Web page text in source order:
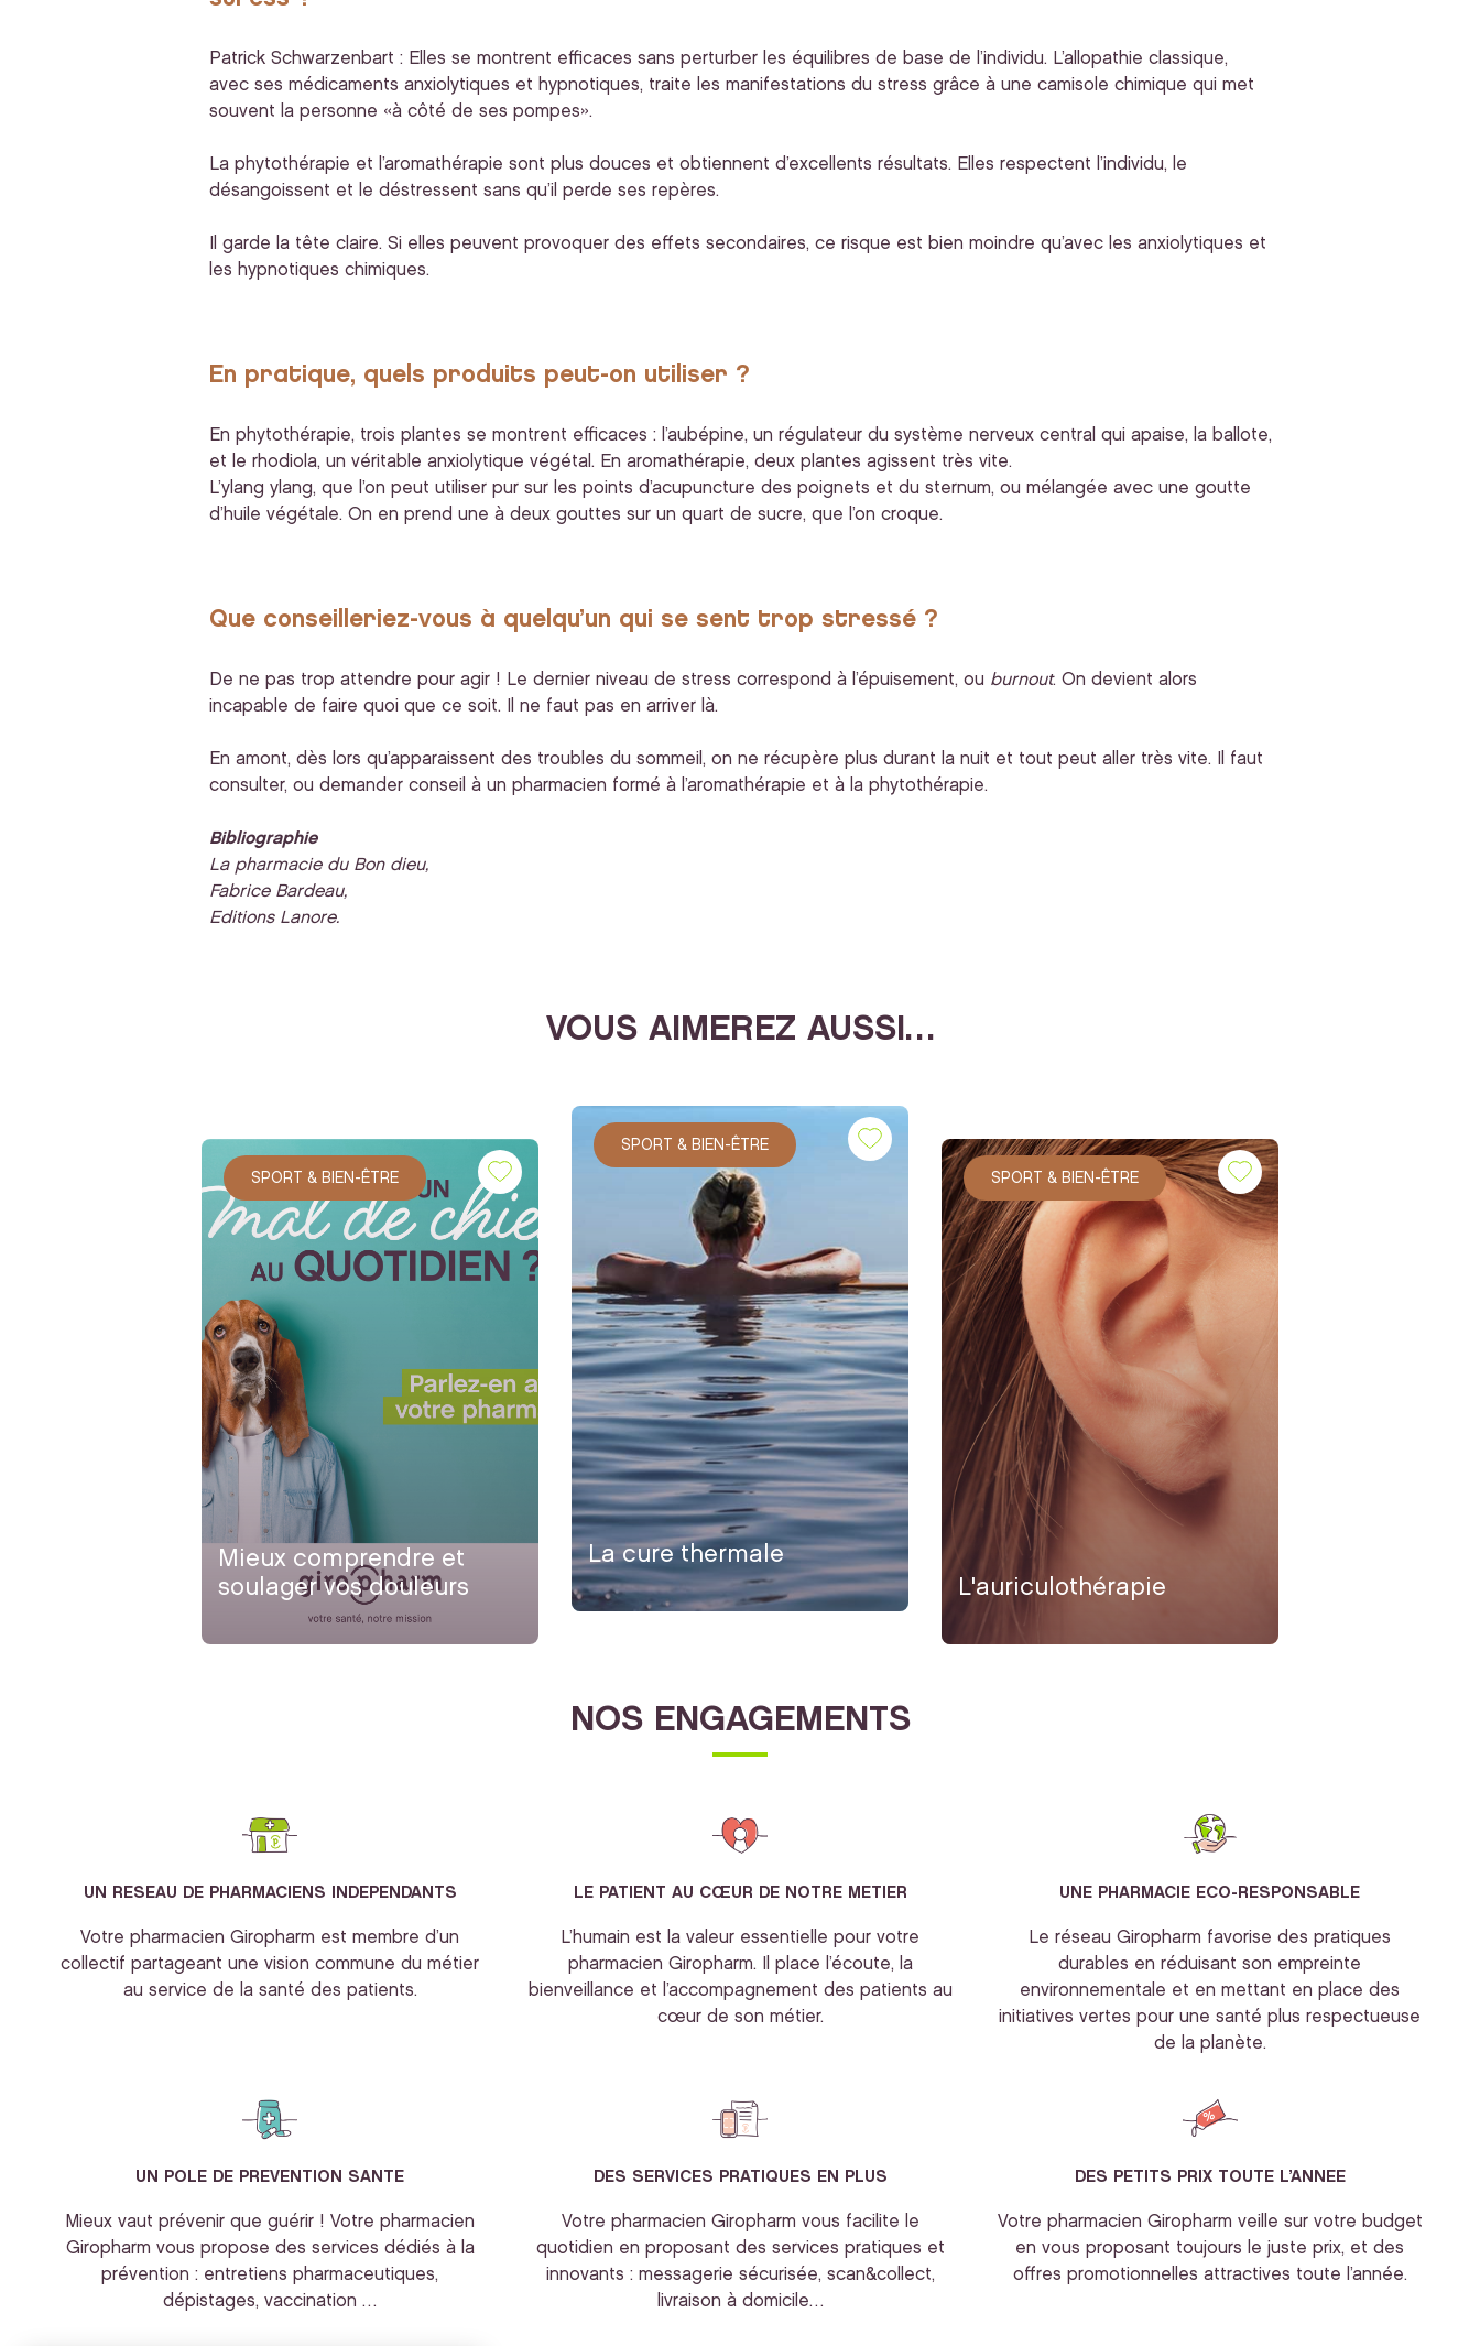
Patrick Schwarzenbart : Elles se montrent efficaces sans perturber les équilibres de base de l’individu. L’allopathie classique,
avec ses médicaments anxiolytiques et hypnotiques, traite les manifestations du stress grâce à une camisole chimique qui met
souvent la personne «à côté de ses pompes».
La phytothérapie et l’aromathérapie sont plus douces et obtiennent d’excellents résultats. Elles respectent l’individu, le
désangoissent et le déstressent sans qu’il perde ses repères.
Il garde la tête claire. Si elles peuvent provoquer des effets secondaires, ce risque est bien moindre qu’avec les anxiolytiques et
les hypnotiques chimiques.
En pratique, quels produits peut-on utiliser ?
En phytothérapie, trois plantes se montrent efficaces : l’aubépine, un régulateur du système nerveux central qui apaise, la ballote,
et le rhodiola, un véritable anxiolytique végétal. En aromathérapie, deux plantes agissent très vite.
L’ylang ylang, que l’on peut utiliser pur sur les points d’acupuncture des poignets et du sternum, ou mélangée avec une goutte
d’huile végétale. On en prend une à deux gouttes sur un quart de sucre, que l’on croque.
Que conseilleriez-vous à quelqu’un qui se sent trop stressé ?
De ne pas trop attendre pour agir ! Le dernier niveau de stress correspond à l’épuisement, ou burnout. On devient alors
incapable de faire quoi que ce soit. Il ne faut pas en arriver là.
En amont, dès lors qu’apparaissent des troubles du sommeil, on ne récupère plus durant la nuit et tout peut aller très vite. Il faut
consulter, ou demander conseil à un pharmacien formé à l’aromathérapie et à la phytothérapie.
Bibliographie
La pharmacie du Bon dieu,
Fabrice Bardeau,
Editions Lanore.
VOUS AIMEREZ AUSSI…
SPORT & BIEN-ÊTRE
Mieux comprendre et
soulager vos douleurs
SPORT & BIEN-ÊTRE
La cure thermale
SPORT & BIEN-ÊTRE
L'auriculothérapie
NOS ENGAGEMENTS
UN RESEAU DE PHARMACIENS INDEPENDANTS
Votre pharmacien Giropharm est membre d’un
collectif partageant une vision commune du métier
au service de la santé des patients.
LE PATIENT AU CŒUR DE NOTRE METIER
L’humain est la valeur essentielle pour votre
pharmacien Giropharm. Il place l’écoute, la
bienveillance et l’accompagnement des patients au
cœur de son métier.
UNE PHARMACIE ECO-RESPONSABLE
Le réseau Giropharm favorise des pratiques
durables en réduisant son empreinte
environnementale et en mettant en place des
initiatives vertes pour une santé plus respectueuse
de la planète.
UN POLE DE PREVENTION SANTE
Mieux vaut prévenir que guérir ! Votre pharmacien
Giropharm vous propose des services dédiés à la
prévention : entretiens pharmaceutiques,
dépistages, vaccination …
DES SERVICES PRATIQUES EN PLUS
Votre pharmacien Giropharm vous facilite le
quotidien en proposant des services pratiques et
innovants : messagerie sécurisée, scan&collect,
livraison à domicile…
DES PETITS PRIX TOUTE L’ANNEE
Votre pharmacien Giropharm veille sur votre budget
en vous proposant toujours le juste prix, et des
offres promotionnelles attractives toute l’année.